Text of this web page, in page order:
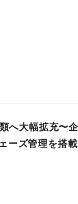
へ大幅拡充〜
ーズ管理を搭